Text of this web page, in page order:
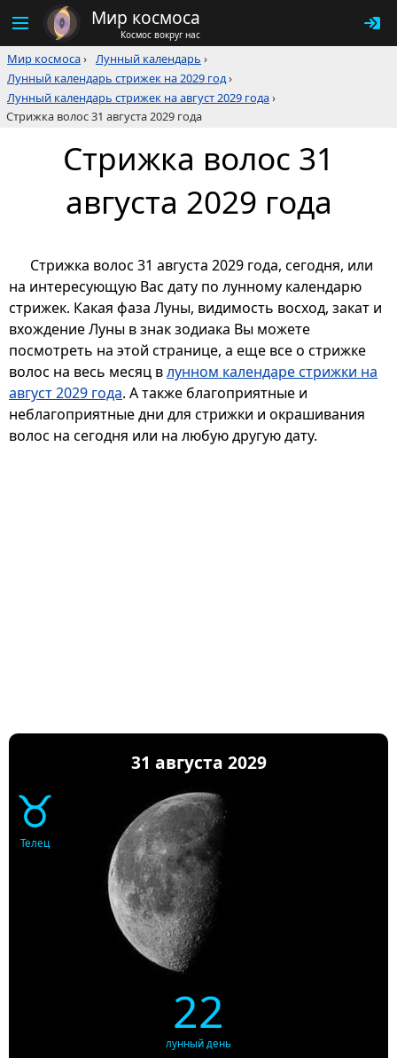
Мир космоса
Космос вокруг нас
Мир космоса› Лунный календарь ›
Лунный календарь стрижек на 2029 год›
Лунный календарь стрижек на август 2029 года›
Стрижка волос 31 августа 2029 года
Стрижка волос 31
августа 2029 года
Стрижка волос 31 августа 2029 года, сегодня, или
на интересующую Вас дату по лунному календарю
стрижек. Какая фаза Луны, видимость восход, закат и
вхождение Луны в знак зодиака Вы можете
посмотреть на этой странице, а еще все о стрижке
волос на весь месяц влунном календаре стрижки на
август 2029 года. А также благоприятные и
неблагоприятные дни для стрижки и окрашивания
волос на сегодня или на любую другую дату.
31 августа 2029
♉
Телец
22
лунный день